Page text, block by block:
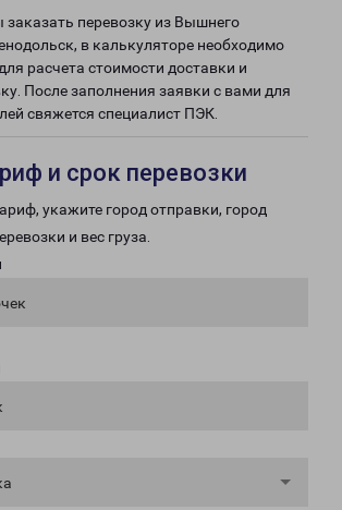
заказать перевозку из Вышнего
в калькуляторе необходимо
расчета стоимости доставки и
После заполнения заявки с вами для
свяжется специалист ПЭК.
и срок перевозки
укажите город отправки, город
и вес груза.